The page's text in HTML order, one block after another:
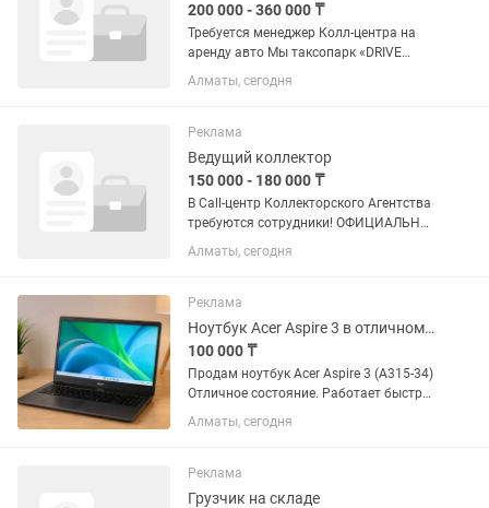
200 000 - 360 000 ₸
Требуется менеджер Колл-центра на
аренду авто Мы таксопарк «DRIVE
TAXI». Наш собственный парк
автомобилей постоянно расширяется,
уверенного в себе и общительного...
Алматы, сегодня
Реклама
Ведущий коллектор
150 000 - 180 000 ₸
В Call-центр Коллекторского Агентства
требуются сотрудники! ОФИЦИАЛЬНОЕ
ТРУДОУСТРОЙСТВО! 📌 Обязанности: •
Взыскание задолженности, мотивация
входящими и исходящими...
Алматы, сегодня
Реклама
Ноутбук Acer Aspire 3 в отличном состоянии компьютер ноут комп
100 000 ₸
Продам ноутбук Acer Aspire 3 (A315-34)
Отличное состояние. Работает быстро
и стабильно — не виснет, не тормозит.
Использовался аккуратно в офисе, без
Экран 15.6”...
Алматы, сегодня
Реклама
Грузчик на складе